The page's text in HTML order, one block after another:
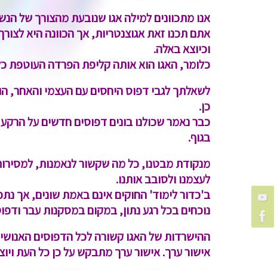
אנו מתכוונים למילה אגו שנובעת מהצורך של
אתם תכנו זאת אגוצנטריות, אך הכוונה היא
וכיוצא באלה.
כלומר, האגו הוא אותה קליפת הפרדה העוטפת
לשאלתך לגבי דפוס היחסים עם העצמי והאחר,
כן.
כבר נאמר שכולנו בונים דפוסים חדשים על
בגוף.
מנקודת מבטנו, כל מה שקשור לנאמנות,
לעצמנו ולסובב אותנו.
ב'כדור לימוד' החוקים אינם באמת שונים, אך
נוכחים בכל רגע נתון, במקום במסקנות עבר
ההישרדות של האגו קשורה לכל הדפוסים
אישור ערך. אישור ערך מתבקש על כן כל העת